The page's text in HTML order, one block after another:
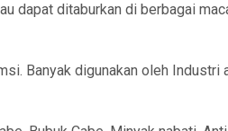
dapat ditaburkan di berbagai
Banyak digunakan oleh